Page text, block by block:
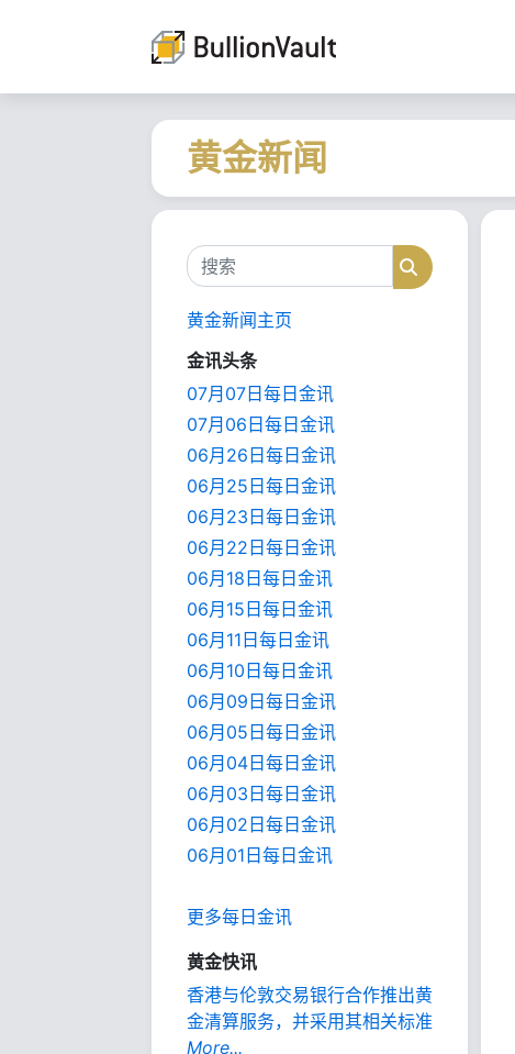
黄金新闻
搜索 搜索
黄金新闻主页
金讯头条
07月07日每日金讯
07月06日每日金讯
06月26日每日金讯
06月25日每日金讯
06月23日每日金讯
06月22日每日金讯
06月18日每日金讯
06月15日每日金讯
06月11日每日金讯
06月10日每日金讯
06月09日每日金讯
06月05日每日金讯
06月04日每日金讯
06月03日每日金讯
06月02日每日金讯
06月01日每日金讯
更多每日金讯
黄金快讯
香港与伦敦交易银行合作推出黄
金清算服务，并采用其相关标准
More...